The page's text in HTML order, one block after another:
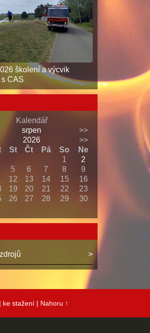
školení a výcvik
CAS
Kalendář
srpen
>>
2026
>>
St Čt Pá So
Ne
1
2
5 6 7 8
9
12 13 14 15
16
19 20 21 22
23
26 27 28 29
30
| ke stažení | Nahoru ↑